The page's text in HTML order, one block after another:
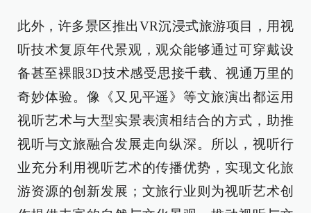
此外，许多景区推出VR沉浸式旅游项目，用视
听技术复原年代景观，观众能够通过可穿戴设
备甚至裸眼3D技术感受思接千载、视通万里的
奇妙体验。像《又见平遥》等文旅演出都运用
视听艺术与大型实景表演相结合的方式，助推
视听与文旅融合发展走向纵深。所以，视听行
业充分利用视听艺术的传播优势，实现文化旅
游资源的创新发展；文旅行业则为视听艺术创